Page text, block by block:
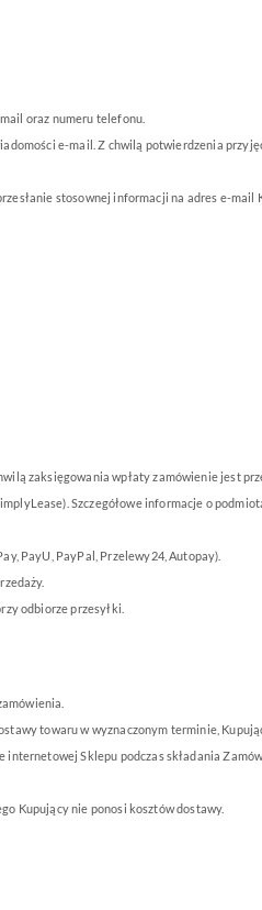
oraz numeru telefonu.
e-mail. Z chwilą potwierdzenia
stosownej informacji na adres e-mail
zaksięgowania wpłaty zamówienie jest
Szczegółowe informacje o
PayU, PayPal, Przelewy24, Autopay).
odbiorze przesyłki.
towaru w wyznaczonym terminie,
Sklepu podczas składania
Kupujący nie ponosi kosztów dostawy.